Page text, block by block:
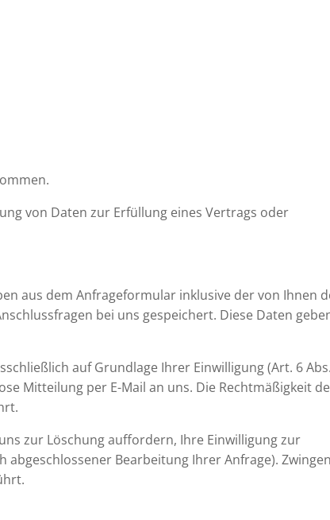
von Daten zur Erfüllung eines Vertrags oder
aus dem Anfrageformular inklusive der von Ihnen
bei uns gespeichert. Diese Daten
auf Grundlage Ihrer Einwilligung (Art. 6
Mitteilung per E-Mail an uns. Die Rechtmäßigkeit
zur Löschung auffordern, Ihre Einwilligung zur
Bearbeitung Ihrer Anfrage).